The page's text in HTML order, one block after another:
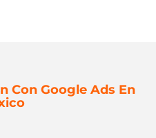
Con Google Ads En